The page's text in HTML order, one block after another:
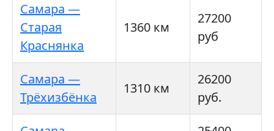
Самара —
Старая
Краснянка
1360 км
27200
руб
Самара —
Трёхизбёнка
1310 км
26200
руб.